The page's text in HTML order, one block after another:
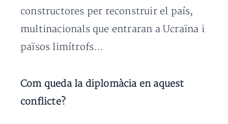
constructores per reconstruir el país,
multinacionals que entraran a Ucraïna i
països limítrofs…
Com queda la diplomàcia en aquest
conflicte?